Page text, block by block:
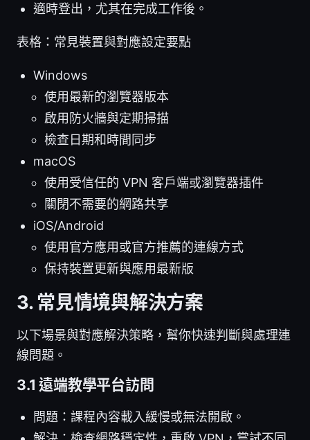
適時登出，尤其在完成工作後。
表格：常見裝置與對應設定要點
Windows
使用最新的瀏覽器版本
啟用防火牆與定期掃描
檢查日期和時間同步
macOS
使用受信任的 VPN 客戶端或瀏覽器插件
關閉不需要的網路共享
iOS/Android
使用官方應用或官方推薦的連線方式
保持裝置更新與應用最新版
3. 常見情境與解決方案
以下場景與對應解決策略，幫你快速判斷與處理連
線問題。
3.1 遠端教學平台訪問
問題：課程內容載入緩慢或無法開啟。